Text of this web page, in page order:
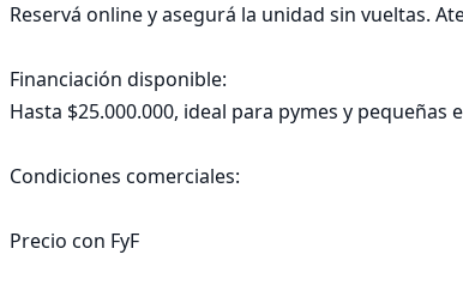
Reservá online y asegurá la unidad sin vueltas.
Financiación disponible:
Hasta $25.000.000, ideal para pymes y
Condiciones comerciales:
Precio con FyF